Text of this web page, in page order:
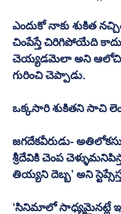
ఎందుకో నాకు శుకిత
చింపేస్తే చిరిగిపోయేది
చెయ్యడమెలా అని
గురించి చెప్పాడు.
ఒక్కసారి శుకితని సాచి
జగదేకవీరుడు-
శ్రీదేవికి చెంప
తియ్యని దెబ్బ’ అని
‘సినిమాలో సాధ్యమైనట్లే